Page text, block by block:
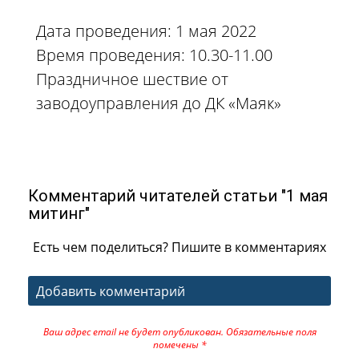
Дата проведения: 1 мая 2022
Время проведения: 10.30-11.00
Праздничное шествие от
заводоуправления до ДК «Маяк»
Комментарий читателей статьи "1 мая
митинг"
Есть чем поделиться? Пишите в комментариях
Добавить комментарий
Ваш адрес email не будет опубликован. Обязательные поля
помечены *